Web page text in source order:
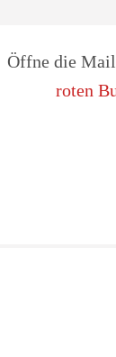
Öffne die
roten